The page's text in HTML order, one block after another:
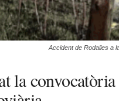
Accident de Rodalies a
la convocatòria